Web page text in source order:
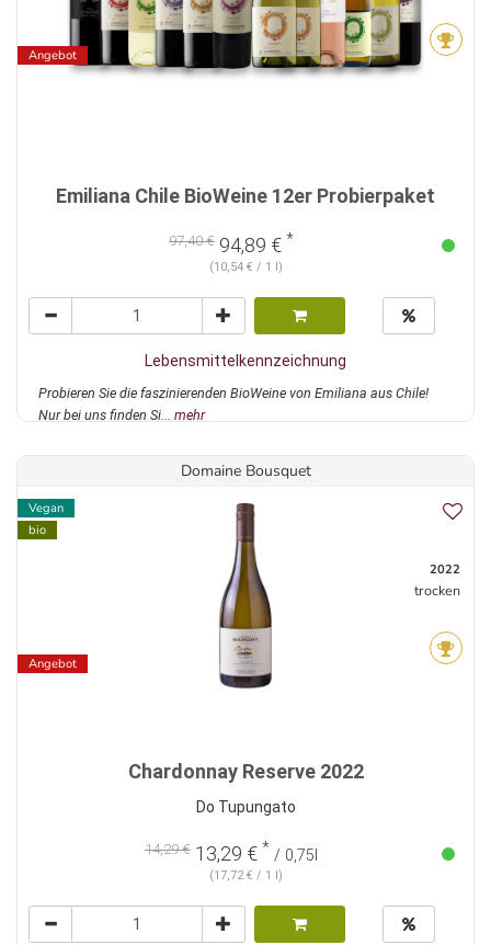
Angebot
Emiliana Chile BioWeine 12er Probierpaket
97,40 € 94,89 € *
(10,54 € / 1 l)
Lebensmittelkennzeichnung
Probieren Sie die faszinierenden BioWeine von Emiliana aus Chile!
Nur bei uns finden Si... mehr
Domaine Bousquet
Vegan
bio
Angebot
2022
trocken
Chardonnay Reserve 2022
Do Tupungato
14,29 € 13,29 € * / 0,75l
(17,72 € / 1 l)